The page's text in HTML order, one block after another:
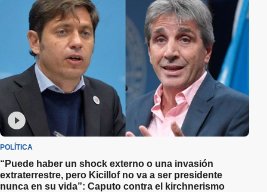
POLÍTICA
“Puede haber un shock externo o una invasión
extraterrestre, pero Kicillof no va a ser presidente
nunca en su vida”: Caputo contra el kirchnerismo